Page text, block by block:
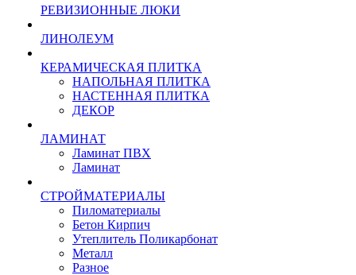
РЕВИЗИОННЫЕ ЛЮКИ
ЛИНОЛЕУМ
КЕРАМИЧЕСКАЯ ПЛИТКА
НАПОЛЬНАЯ ПЛИТКА
НАСТЕННАЯ ПЛИТКА
ДЕКОР
ЛАМИНАТ
Ламинат ПВХ
Ламинат
СТРОЙМАТЕРИАЛЫ
Пиломатериалы
Бетон Кирпич
Утеплитель Поликарбонат
Металл
Разное